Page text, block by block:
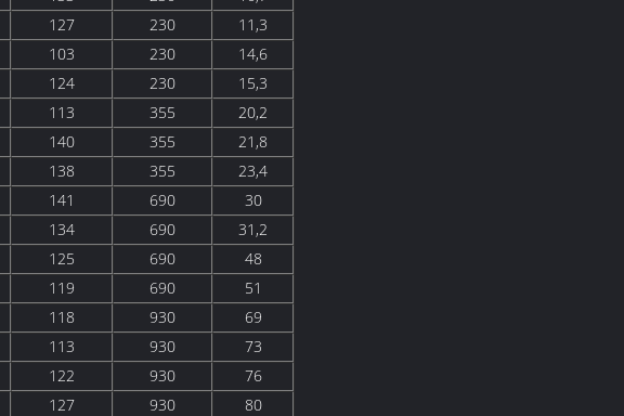
127 230
11,3
103 230
14,6
124 230
15,3
113 355
20,2
140 355
21,8
138 355
23,4
141 690
30
134 690
31,2
125 690
48
119 690
51
118 930
69
113 930
73
122 930
76
127 930
80